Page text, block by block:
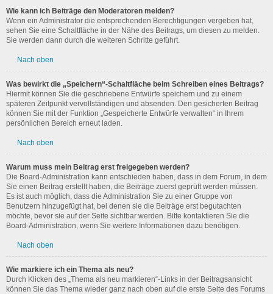
Wie kann ich Beiträge den Moderatoren melden?
Wenn ein Administrator die entsprechenden Berechtigungen vergeben hat,
sehen Sie eine Schaltfläche in der Nähe des Beitrags, um diesen zu melden.
Sie werden dann durch die weiteren Schritte geführt.
Nach oben
Was bewirkt die „Speichern“-Schaltfläche beim Schreiben eines Beitrags?
Hiermit können Sie die geschriebene Entwürfe speichern und zu einem
späteren Zeitpunkt vervollständigen und absenden. Den gesicherten Beitrag
können Sie mit der Funktion „Gespeicherte Entwürfe verwalten“ in Ihrem
persönlichen Bereich erneut laden.
Nach oben
Warum muss mein Beitrag erst freigegeben werden?
Die Board-Administration kann entschieden haben, dass in dem Forum, in dem
Sie einen Beitrag erstellt haben, die Beiträge zuerst geprüft werden müssen.
Es ist auch möglich, dass die Administration Sie zu einer Gruppe von
Benutzern hinzugefügt hat, bei denen sie die Beiträge erst begutachten
möchte, bevor sie auf der Seite sichtbar werden. Bitte kontaktieren Sie die
Board-Administration, wenn Sie weitere Informationen dazu benötigen.
Nach oben
Wie markiere ich ein Thema als neu?
Durch Klicken des „Thema als neu markieren“-Links in der Beitragsansicht
können Sie das Thema wieder ganz nach oben auf die erste Seite des Forums